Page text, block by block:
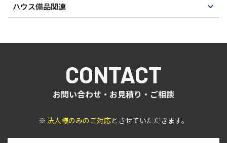
ハウス備品関連
CONTACT
お問い合わせ・お見積り・ご相談
※ 法人様のみのご対応とさせていただきます。